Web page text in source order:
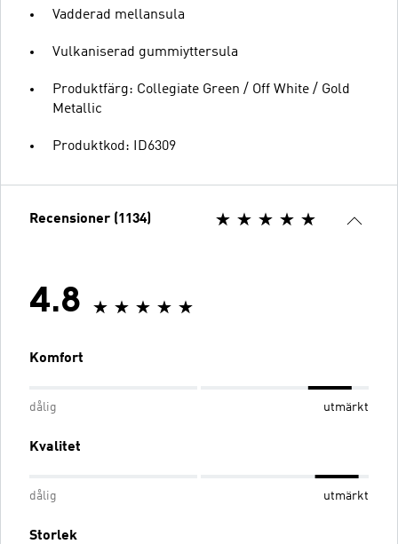
Vadderad mellansula
Vulkaniserad gummiyttersula
Produktfärg: Collegiate Green / Off White / Gold
Metallic
Produktkod: ID6309
Recensioner (1134)
4.8
Komfort
dålig utmärkt
Kvalitet
dålig utmärkt
Storlek